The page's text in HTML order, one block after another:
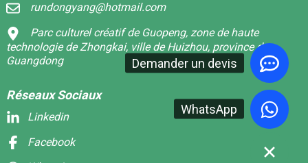
Demander un devis
WhatsApp
rundongyang@hotmail.com
Parc culturel créatif de Guopeng, zone de haute
technologie de Zhongkai, ville de Huizhou, province du
Guangdong
Réseaux Sociaux
Linkedin
Facebook